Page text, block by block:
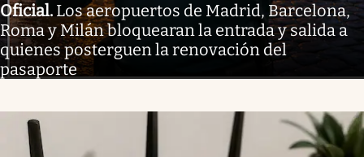
Oficial. Los aeropuertos de Madrid, Barcelona,
Roma y Milán bloquearan la entrada y salida a
quienes posterguen la renovación del
pasaporte